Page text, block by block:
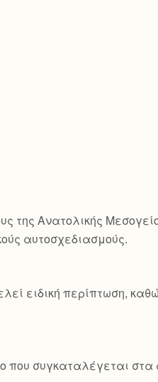
της Ανατολικής
αυτοσχεδιασμούς.
ειδική περίπτωση,
που συγκαταλέγεται